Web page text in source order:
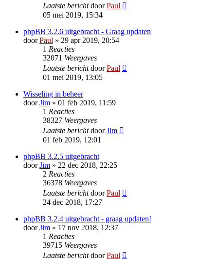
Laatste berichtdoorPaul
05 mei 2019, 15:34
phpBB 3.2.6 uitgebracht - Graag updaten
doorPaul » 29 apr 2019, 20:54
1 Reacties
32071 Weergaves
Laatste berichtdoorPaul
01 mei 2019, 13:05
Wisseling in beheer
doorJim » 01 feb 2019, 11:59
1 Reacties
38327 Weergaves
Laatste berichtdoorJim
01 feb 2019, 12:01
phpBB 3.2.5 uitgebracht
doorJim » 22 dec 2018, 22:25
2 Reacties
36378 Weergaves
Laatste berichtdoorPaul
24 dec 2018, 17:27
phpBB 3.2.4 uitgebracht - graag updaten!
doorJim » 17 nov 2018, 12:37
1 Reacties
39715 Weergaves
Laatste berichtdoorPaul